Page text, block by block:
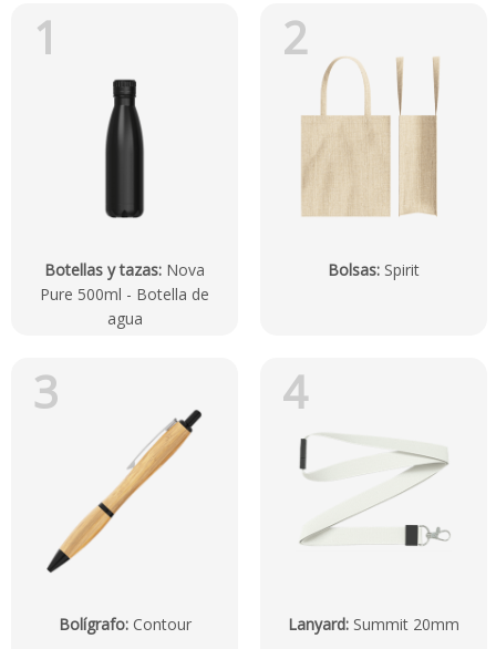
1
Botellas y tazas: Nova
Pure 500ml - Botella de
agua
2
Bolsas: Spirit
3
Bolígrafo: Contour
4
Lanyard: Summit 20mm